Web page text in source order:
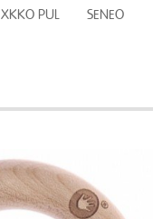
XKKO PUL SENEO